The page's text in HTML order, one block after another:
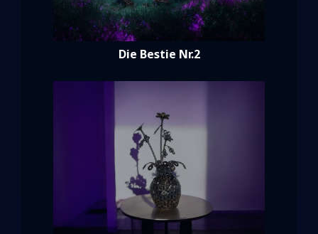
Die Bestie Nr.2